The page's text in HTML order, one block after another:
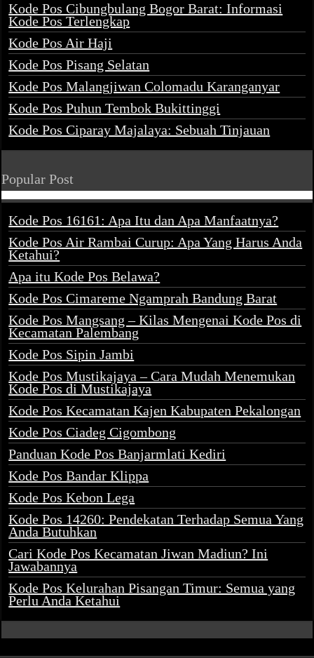
Kode Pos Cibungbulang Bogor Barat: Informasi
Kode Pos Terlengkap
Kode Pos Air Haji
Kode Pos Pisang Selatan
Kode Pos Malangjiwan Colomadu Karanganyar
Kode Pos Puhun Tembok Bukittinggi
Kode Pos Ciparay Majalaya: Sebuah Tinjauan
Popular Post
Kode Pos 16161: Apa Itu dan Apa Manfaatnya?
Kode Pos Air Rambai Curup: Apa Yang Harus Anda
Ketahui?
Apa itu Kode Pos Belawa?
Kode Pos Cimareme Ngamprah Bandung Barat
Kode Pos Mangsang – Kilas Mengenai Kode Pos di
Kecamatan Palembang
Kode Pos Sipin Jambi
Kode Pos Mustikajaya – Cara Mudah Menemukan
Kode Pos di Mustikajaya
Kode Pos Kecamatan Kajen Kabupaten Pekalongan
Kode Pos Ciadeg Cigombong
Panduan Kode Pos Banjarmlati Kediri
Kode Pos Bandar Klippa
Kode Pos Kebon Lega
Kode Pos 14260: Pendekatan Terhadap Semua Yang
Anda Butuhkan
Cari Kode Pos Kecamatan Jiwan Madiun? Ini
Jawabannya
Kode Pos Kelurahan Pisangan Timur: Semua yang
Perlu Anda Ketahui